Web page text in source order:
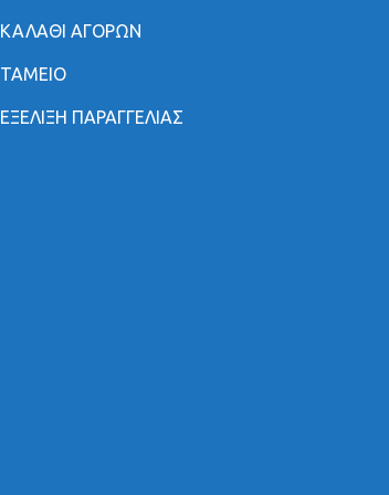
ΚΑΛΑΘΙ ΑΓΟΡΩΝ
ΤΑΜΕΙΟ
ΕΞΕΛΙΞΗ ΠΑΡΑΓΓΕΛΙΑΣ